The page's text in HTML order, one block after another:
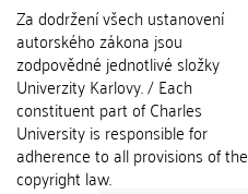
Za dodržení všech ustanovení
autorského zákona jsou
zodpovědné jednotlivé složky
Univerzity Karlovy. / Each
constituent part of Charles
University is responsible for
adherence to all provisions of the
copyright law.